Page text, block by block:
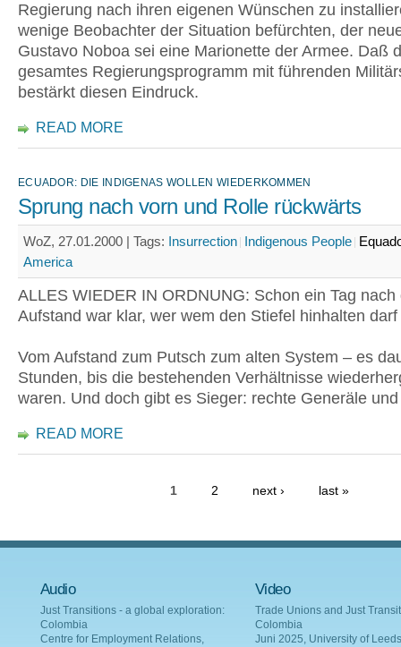
Regierung nach ihren eigenen Wünschen zu
wenige Beobachter der Situation befürchten, der
Gustavo Noboa sei eine Marionette der Armee. Daß
gesamtes Regierungsprogramm mit führenden
bestärkt diesen Eindruck.
READ MORE
ECUADOR: DIE INDIGENAS WOLLEN WIEDERKOMMEN
Sprung nach vorn und Rolle rückwärts
WoZ, 27.01.2000 | Tags: Insurrection Indigenous People
America
ALLES WIEDER IN ORDNUNG: Schon ein Tag nach
Aufstand war klar, wer wem den Stiefel hinhalten darf
Vom Aufstand zum Putsch zum alten System – es
Stunden, bis die bestehenden Verhältnisse
waren. Und doch gibt es Sieger: rechte Generäle
READ MORE
1 2 next › last »
Audio
Just Transitions - a global exploration:
Colombia
Centre for Employment Relations,
Video
Trade Unions and Just
Colombia
Juni 2025, University of Leeds